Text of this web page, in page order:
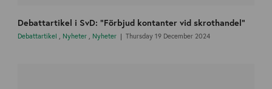
Debattartikel i SvD: ”Förbjud kontanter vid skrothandel”
Debattartikel Nyheter Nyheter Thursday 19 December 2024